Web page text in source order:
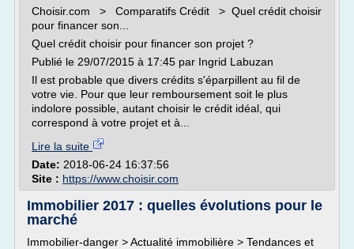
Choisir.com > Comparatifs Crédit > Quel crédit choisir
pour financer son...
Quel crédit choisir pour financer son projet ?
Publié le 29/07/2015 à 17:45 par Ingrid Labuzan
Il est probable que divers crédits s'éparpillent au fil de
votre vie. Pour que leur remboursement soit le plus
indolore possible, autant choisir le crédit idéal, qui
correspond à votre projet et à...
Lire la suite
Date: 2018-06-24 16:37:56
Site : https://www.choisir.com
Immobilier 2017 : quelles évolutions pour le
marché
Immobilier-danger > Actualité immobilière > Tendances et